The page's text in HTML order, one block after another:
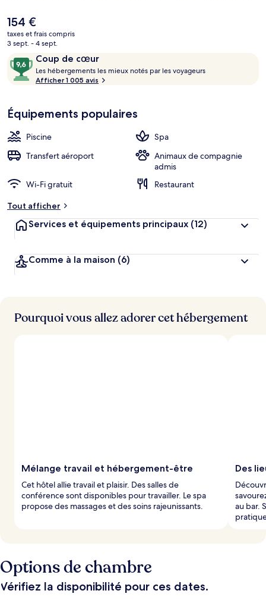
Parmi les autres avantages de cet hôtel de luxe, on trouve une
piscine couverte, un bar / salon et une salle de fitness ouverte 24
h/24, l'idéal pour des vacances sans soucis. Les autres voyageurs ne
tarissent pas d'éloges en ce qui concerne le personnel attentionné
et la présentation générale.
Le
prix
actuel
de
154 €.
154 €
taxes et frais compris
3 sept. - 4 sept.
Avis
voyageurs
Coup de cœur
9,6
sur
10,
cœur
Les hébergements les mieux notés par les voyageurs
r
t
l
e
u
s
Afficher 1 005 avis
Équipements populaires
Piscine
Spa
Transfert aéroport
Animaux de compagnie
admis
Wi-Fi gratuit
Restaurant
Tout afficher
Services et équipements principaux (12)
Comme à la maison (6)
Pourquoi vous allez adorer cet hébergement
Mélange travail et hébergement-être
Cet hôtel allie travail et plaisir. Des salles de
conférence sont disponibles pour travailler. Le spa
propose des massages et des soins rajeunissants.
Des
au bar.
Options de chambre
Vérifiez la disponibilité pour ces dates.